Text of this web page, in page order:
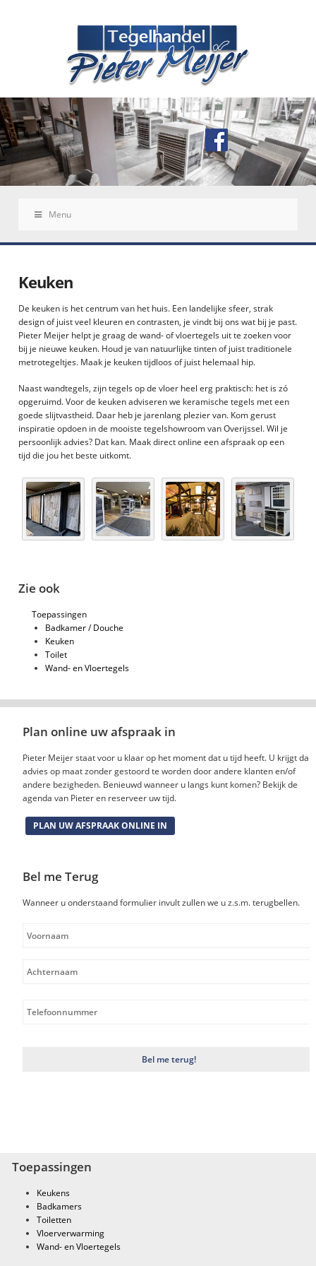
Menu
Keuken
De keuken is het centrum van het huis. Een landelijke sfeer, strak
design of juist veel kleuren en contrasten, je vindt bij ons wat bij je past.
Pieter Meijer helpt je graag de wand- of vloertegels uit te zoeken voor
bij je nieuwe keuken. Houd je van natuurlijke tinten of juist traditionele
metrotegeltjes. Maak je keuken tijdloos of juist helemaal hip.
Naast wandtegels, zijn tegels op de vloer heel erg praktisch: het is zó
opgeruimd. Voor de keuken adviseren we keramische tegels met een
goede slijtvastheid. Daar heb je jarenlang plezier van. Kom gerust
inspiratie opdoen in de mooiste tegelshowroom van Overijssel. Wil je
persoonlijk advies? Dat kan. Maak direct online een afspraak op een
tijd die jou het beste uitkomt.
Zie ook
Toepassingen
Badkamer / Douche
Keuken
Toilet
Wand- en Vloertegels
Plan online uw afspraak in
Pieter Meijer staat voor u klaar op het moment dat u tijd heeft. U krijgt dan
advies op maat zonder gestoord te worden door andere klanten en/of
andere bezigheden. Benieuwd wanneer u langs kunt komen? Bekijk de
agenda van Pieter en reserveer uw tijd.
PLAN UW AFSPRAAK ONLINE IN
Bel me Terug
Wanneer u onderstaand formulier invult zullen we u z.s.m. terugbellen.
Toepassingen
Keukens
Badkamers
Toiletten
Vloerverwarming
Wand- en Vloertegels